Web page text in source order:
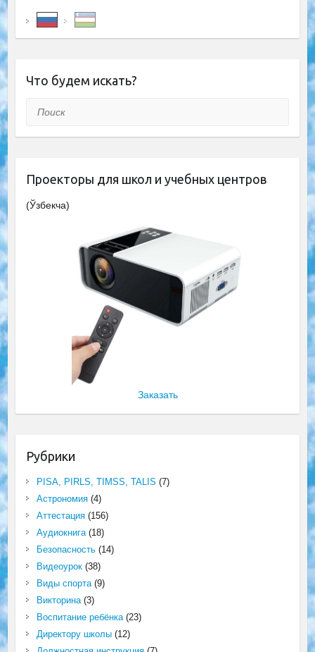
Что будем искать?
Поиск
Проекторы для школ и учебных центров
(Ўзбекча)
Заказать
Рубрики
PISA, PIRLS, TIMSS, TALIS (7)
Астрономия(4)
Аттестация(156)
Аудиокнига(18)
Безопасность(14)
Видеоурок(38)
Виды спорта(9)
Викторина(3)
Воспитание ребёнка(23)
Директору школы(12)